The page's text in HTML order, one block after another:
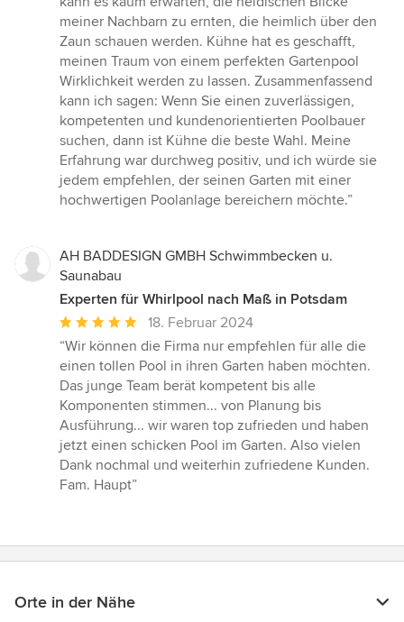
meiner Nachbarn zu ernten, die heimlich über den
Zaun schauen werden. Kühne hat es geschafft,
meinen Traum von einem perfekten Gartenpool
Wirklichkeit werden zu lassen. Zusammenfassend
kann ich sagen: Wenn Sie einen zuverlässigen,
kompetenten und kundenorientierten Poolbauer
suchen, dann ist Kühne die beste Wahl. Meine
Erfahrung war durchweg positiv, und ich würde sie
jedem empfehlen, der seinen Garten mit einer
hochwertigen Poolanlage bereichern möchte.”
AH BADDESIGN GMBH Schwimmbecken u.
Saunabau
Experten für Whirlpool nach Maß in Potsdam
Durchschnittliche
Bewertung:
5
von
5
Sternen
18. Februar 2024
“Wir können die Firma nur empfehlen für alle die
einen tollen Pool in ihren Garten haben möchten.
Das junge Team berät kompetent bis alle
Komponenten stimmen... von Planung bis
Ausführung... wir waren top zufrieden und haben
jetzt einen schicken Pool im Garten. Also vielen
Dank nochmal und weiterhin zufriedene Kunden.
Fam. Haupt”
Orte in der Nähe